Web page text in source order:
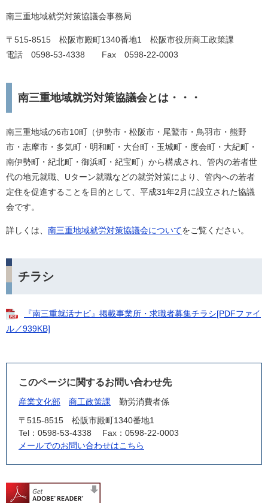
南三重地域就労対策協議会事務局
〒515-8515 松阪市殿町1340番地1 松阪市役所商工政策課
電話 0598-53-4338 Fax 0598-22-0003
南三重地域就労対策協議会とは・・・
南三重地域の6市10町（伊勢市・松阪市・尾鷲市・鳥羽市・熊野
市・志摩市・多気町・明和町・大台町・玉城町・度会町・大紀町・
南伊勢町・紀北町・御浜町・紀宝町）から構成され、管内の若者世
代の地元就職、Uターン就職などの就労対策により、管内への若者
定住を促進することを目的として、平成31年2月に設立された協議
会です。
詳しくは、 南三重地域就労対策協議会についてをご覧ください。
チラシ
『南三重就活ナビ』掲載事業所・求職者募集チラシ[PDFファイ
ル／939KB]
このページに関するお問い合わせ先
産業文化部 商工政策課
勤労消費者係
〒515-8515
松阪市殿町1340番地1
Tel：0598-53-4338
Fax：0598-22-0003
メールでのお問い合わせはこちら